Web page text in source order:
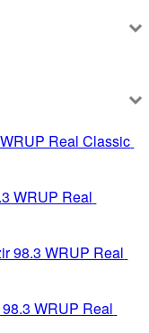
Real Classic
WRUP Real
98.3 WRUP Real
WRUP Real